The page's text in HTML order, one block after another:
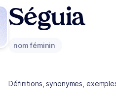
Séguia
nom féminin
Définitions, synonymes,